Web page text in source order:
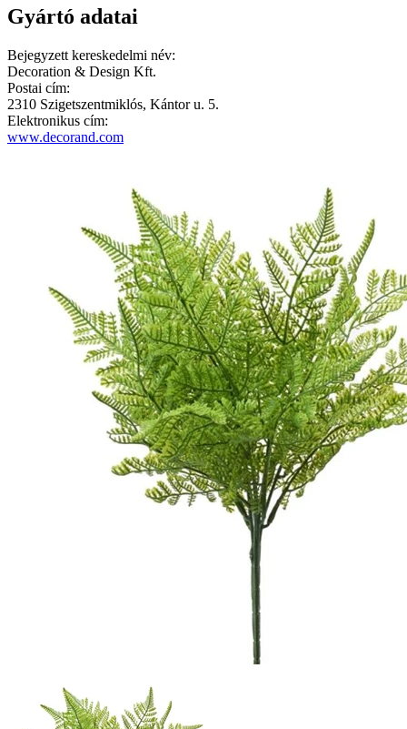
Gyártó adatai
Bejegyzett kereskedelmi név:
Decoration & Design Kft.
Postai cím:
2310 Szigetszentmiklós, Kántor u. 5.
Elektronikus cím:
www.decorand.com